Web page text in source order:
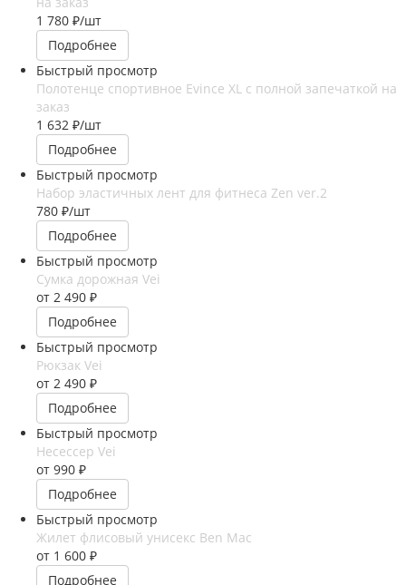
1 780 ₽/шт
Подробнее
Быстрый просмотр
Полотенце спортивное Evince XL с полной запечаткой на
заказ
1 632 ₽/шт
Подробнее
Быстрый просмотр
Набор эластичных лент для фитнеса Zen ver.2
780 ₽/шт
Подробнее
Быстрый просмотр
Сумка дорожная Vei
от 2 490 ₽
Подробнее
Быстрый просмотр
Рюкзак Vei
от 2 490 ₽
Подробнее
Быстрый просмотр
Несессер Vei
от 990 ₽
Подробнее
Быстрый просмотр
Жилет флисовый унисекс Ben Mac
от 1 600 ₽
Подробнее